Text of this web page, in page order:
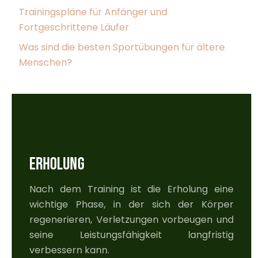
Trainingspläne für Anfänger und
Fortgeschrittene Läufer
Was sind die besten Sportübungen für ältere
Menschen?
ERHOLUNG
Nach dem Training ist die Erholung eine
wichtige Phase, in der sich der Körper
regenerieren, Verletzungen vorbeugen und
seine Leistungsfähigkeit langfristig
verbessern kann.